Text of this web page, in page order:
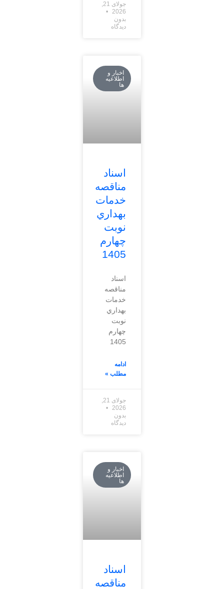
جولای 21,
2026
بدون
دیدگاه
اخبار و
اطلاعیه
ها
اسناد
مناقصه
خدمات
بهداري
نوبت
چهارم
1405
اسناد
مناقصه
خدمات
بهداري
نوبت
چهارم
1405
ادامه
مطلب »
جولای 21,
2026
بدون
دیدگاه
اخبار و
اطلاعیه
ها
اسناد
مناقصه